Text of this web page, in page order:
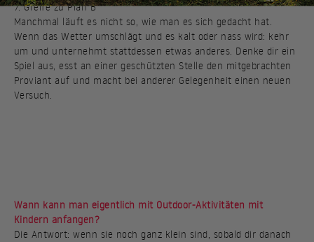
7. Greife zu Plan B
Manchmal läuft es nicht so, wie man es sich gedacht hat.
Wenn das Wetter umschlägt und es kalt oder nass wird: kehr
um und unternehmt stattdessen etwas anderes. Denke dir ein
Spiel aus, esst an einer geschützten Stelle den mitgebrachten
Proviant auf und macht bei anderer Gelegenheit einen neuen
Versuch.
Wann kann man eigentlich mit Outdoor-Aktivitäten mit
Kindern anfangen?
Die Antwort: wenn sie noch ganz klein sind, sobald dir danach